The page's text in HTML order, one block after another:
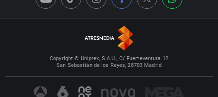
Copyright © Uniprex, S.A.U., C/ Fuerteventura 12
San Sebastián de los Reyes, 28703 Madrid